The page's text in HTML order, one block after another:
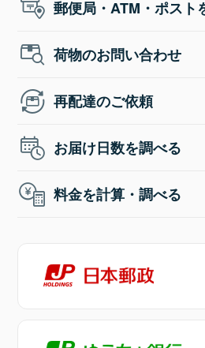
郵便局・ATM・ポスト
荷物のお問い合わせ
再配達のご依頼
お届け日数を調べる
料金を計算・調べる